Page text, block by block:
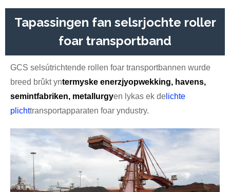
Tapassingen fan selsrjochte roller
foar transportband
GCS selsútrichtende rollen foar transportbannen wurde
breed brûkt yntermyske enerzjyopwekking, havens,
semintfabriken, metallurgyen lykas ek de lichte
plichttransportapparaten foar yndustry.